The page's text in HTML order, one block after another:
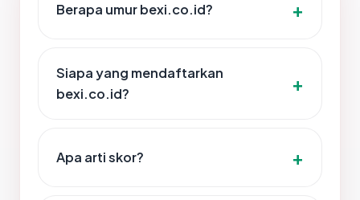
Berapa umur bexi.co.id?
Siapa yang mendaftarkan
bexi.co.id?
Apa arti skor?